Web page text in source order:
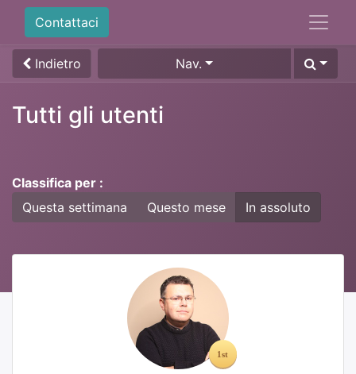
Contattaci
Indietro Nav.
Tutti gli utenti
Classifica per :
Questa settimana
Questo mese In assoluto